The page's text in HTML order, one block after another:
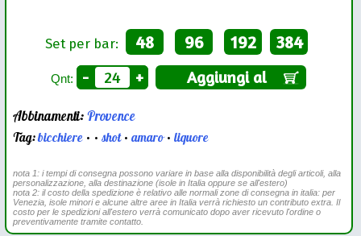
Set per bar: 48 96 192 384
Qnt: - + Aggiungi al
Abbinamenti:Provence
Tag:bicchiere • •shot•amaro•liquore
nota 1: i tempi di consegna possono variare in base alla disponibilità degli articoli, alla
personalizzazione, alla destinazione (isole in Italia oppure se all'estero)
nota 2: il costo della spedizione è relativo alle normali zone di consegna in italia: per
Venezia, isole minori e alcune altre aree in Italia verrà richiesto un contributo extra. Il
costo per le spedizioni all'estero verrà comunicato dopo aver ricevuto l'ordine o
preventivamente tramite contatto.